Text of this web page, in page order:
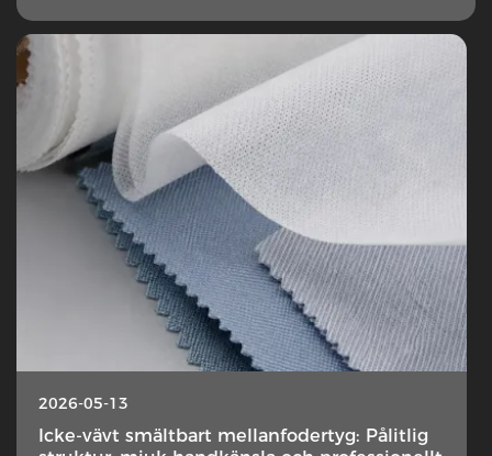
2026-05-13
Icke-vävt smältbart mellanfodertyg: Pålitlig